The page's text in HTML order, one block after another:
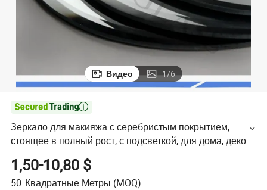
Видео 1/6

Зеркало для макияжа с серебристым покрытием,
стоящее в полный рост, с подсветкой, для дома, декор
для ванной комнаты, отель, LED-стилизация, зеркало
для одевания
1,50-10,80 $
50 Квадратные Метры (MOQ)